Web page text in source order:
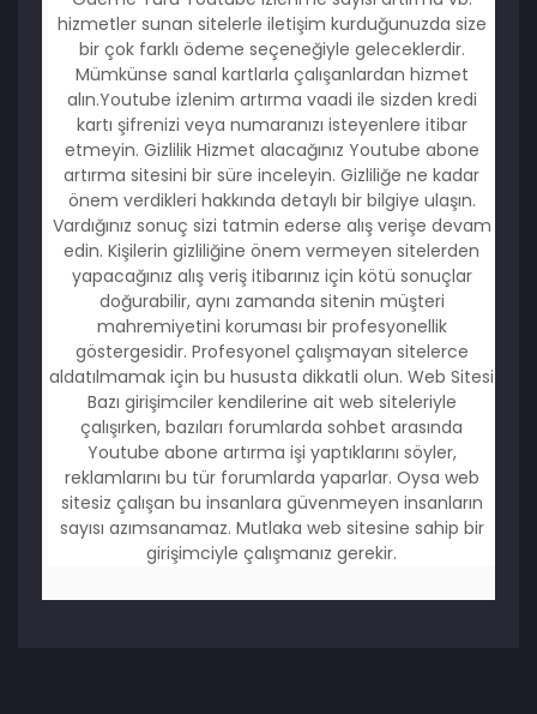
hizmetler sunan sitelerle iletişim kurduğunuzda size
bir çok farklı ödeme seçeneğiyle geleceklerdir.
Mümkünse sanal kartlarla çalışanlardan hizmet
alın.Youtube izlenim artırma vaadi ile sizden kredi
kartı şifrenizi veya numaranızı isteyenlere itibar
etmeyin. Gizlilik Hizmet alacağınız Youtube abone
artırma sitesini bir süre inceleyin. Gizliliğe ne kadar
önem verdikleri hakkında detaylı bir bilgiye ulaşın.
Vardığınız sonuç sizi tatmin ederse alış verişe devam
edin. Kişilerin gizliliğine önem vermeyen sitelerden
yapacağınız alış veriş itibarınız için kötü sonuçlar
doğurabilir, aynı zamanda sitenin müşteri
mahremiyetini koruması bir profesyonellik
göstergesidir. Profesyonel çalışmayan sitelerce
aldatılmamak için bu hususta dikkatli olun. Web Sitesi
Bazı girişimciler kendilerine ait web siteleriyle
çalışırken, bazıları forumlarda sohbet arasında
Youtube abone artırma işi yaptıklarını söyler,
reklamlarını bu tür forumlarda yaparlar. Oysa web
sitesiz çalışan bu insanlara güvenmeyen insanların
sayısı azımsanamaz. Mutlaka web sitesine sahip bir
girişimciyle çalışmanız gerekir.